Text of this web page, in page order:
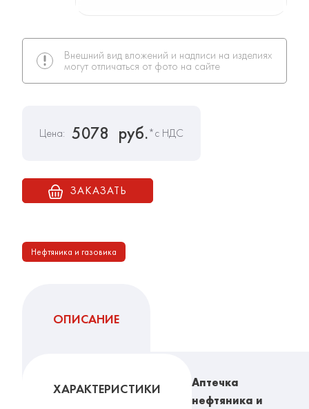
Внешний вид вложений и надписи на изделиях
могут отличаться от фото на сайте
Цена: 5078 руб.*с НДС
ЗАКАЗАТЬ
Нефтяника и газовика
ОПИСАНИЕ
ХАРАКТЕРИСТИКИ
Аптечка
нефтяника и